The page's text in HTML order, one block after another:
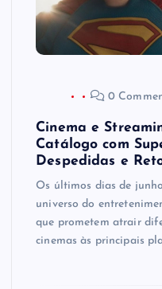
0
Cinema e
Catálogo com
Despedidas e
Os últimos dias de
universo do
que prometem atrair
cinemas às principais